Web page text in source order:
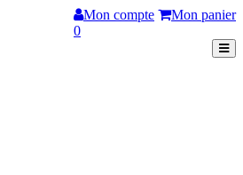
Mon compte
Mon panier
0